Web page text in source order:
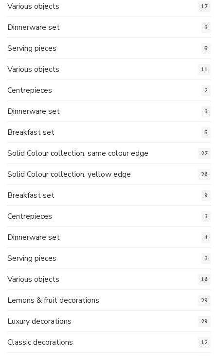
Various objects 17
Dinnerware set 3
Serving pieces 5
Various objects 11
Centrepieces 2
Dinnerware set 3
Breakfast set 5
Solid Colour collection, same colour edge 27
Solid Colour collection, yellow edge 26
Breakfast set 9
Centrepieces 3
Dinnerware set 4
Serving pieces 3
Various objects 16
Lemons & fruit decorations 29
Luxury decorations 29
Classic decorations 12